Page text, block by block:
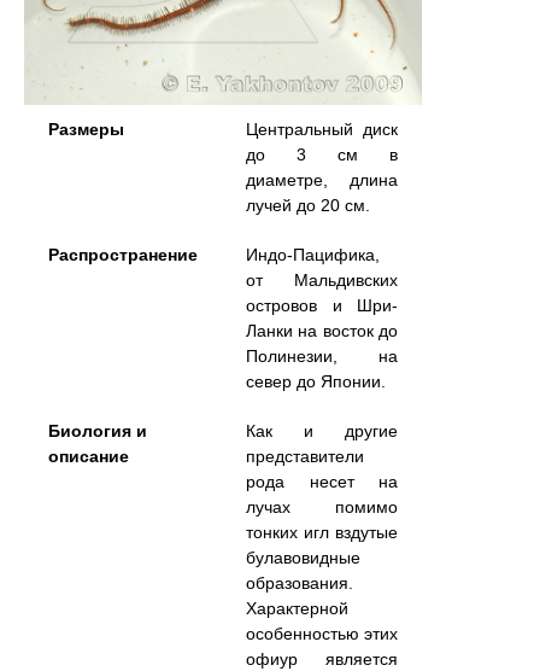
Размеры
Центральный диск
до 3 см в
диаметре, длина
лучей до 20 см.
Распространение
Индо-Пацифика,
от Мальдивских
островов и Шри-
Ланки на восток до
Полинезии, на
север до Японии.
Биология и
описание
Как и другие
представители
рода несет на
лучах помимо
тонких игл вздутые
булавовидные
образования.
Характерной
особенностью этих
офиур является